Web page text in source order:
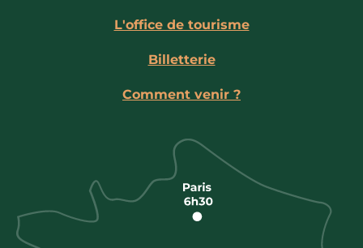
L'office de tourisme
Billetterie
Comment venir ?